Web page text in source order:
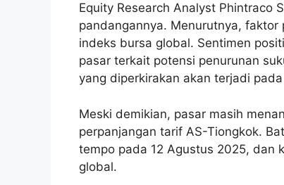
Equity Research Analyst Phintraco
pandangannya. Menurutnya,
indeks bursa global. Sentimen
pasar terkait potensi penurunan
yang diperkirakan akan terjadi
Meski demikian, pasar masih
perpanjangan tarif AS-Tiongkok.
tempo pada 12 Agustus 2025, dan
global.